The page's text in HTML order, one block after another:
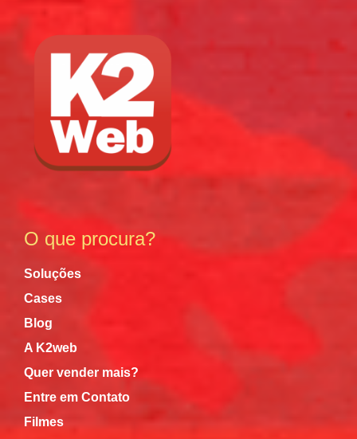
O que procura?
Soluções
Cases
Blog
A K2web
Quer vender mais?
Entre em Contato
Filmes